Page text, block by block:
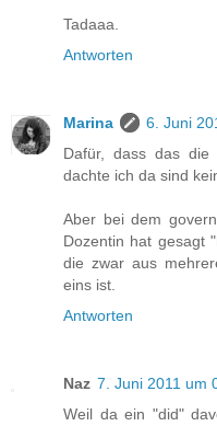
Tadaaa.
Antworten
Marina
6. Juni
Dafür, dass das die
dachte ich da sind
Aber bei dem
Dozentin hat gesagt
die zwar aus
eins ist.
Antworten
Naz 7. Juni 2011 um
Weil da ein "did"